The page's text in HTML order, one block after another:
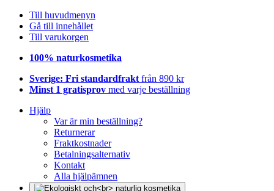
Till huvudmenyn
Gå till innehållet
Till varukorgen
100% naturkosmetika
Sverige: Fri standardfrakt från 890 kr
Minst 1 gratisprov med varje beställning
Hjälp
Var är min beställning?
Returnerar
Fraktkostnader
Betalningsalternativ
Kontakt
Alla hjälpämnen